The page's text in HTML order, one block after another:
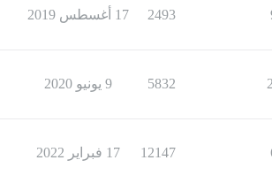
2493 17 أغسطس 2019
5832 9 يونيو 2020
12147 17 فبراير 2022